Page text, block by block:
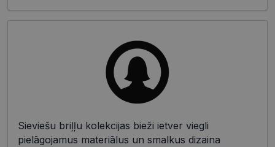
Sieviešu briļļu kolekcijas bieži ietver viegli
pielāgojamus materiālus un smalkus dizaina